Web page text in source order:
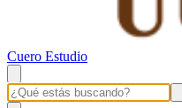
Cuero Estudio